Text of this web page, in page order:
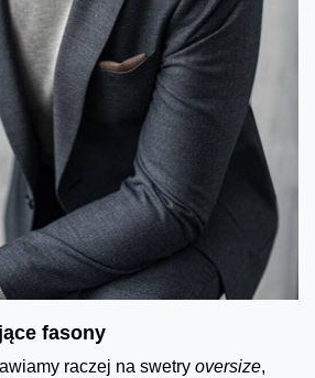
fasony
raczej na swetry oversize,